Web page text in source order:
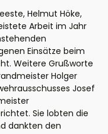
Helmut Höke,
Arbeit im Jahr
Einsätze beim
Weitere Grußworte
Holger
Josef
Sie lobten die
dankten den